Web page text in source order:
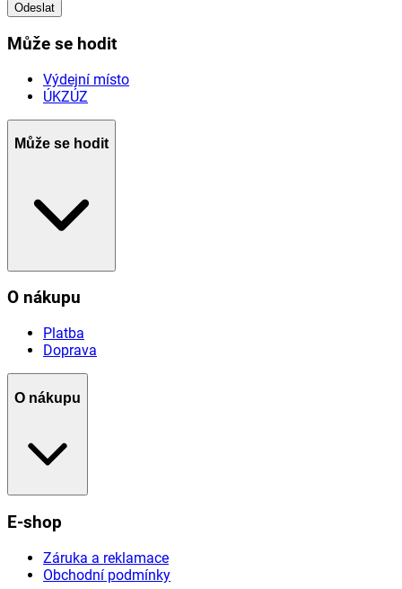
Odeslat
Může se hodit
Výdejní místo
ÚKZÚZ
Může se hodit
O nákupu
Platba
Doprava
O nákupu
E-shop
Záruka a reklamace
Obchodní podmínky